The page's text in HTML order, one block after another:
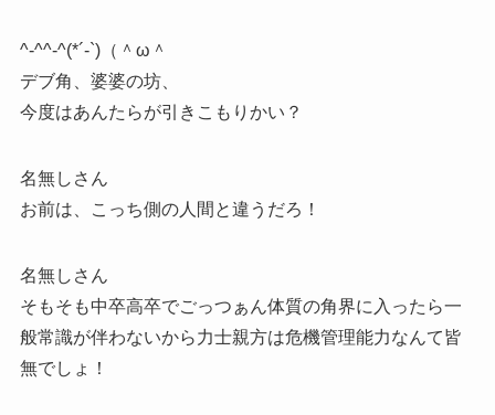
^-^^-^(*´-`)（＾ω＾
デブ角、婆婆の坊、
今度はあんたらが引きこもりかい？
名無しさん
お前は、こっち側の人間と違うだろ！
名無しさん
そもそも中卒高卒でごっつぁん体質の角界に入ったら一
般常識が伴わないから力士親方は危機管理能力なんて皆
無でしょ！